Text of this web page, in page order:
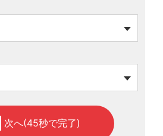
次へ(45秒で完了)